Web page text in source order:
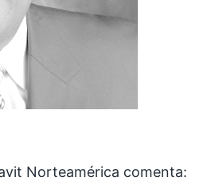
Norteamérica comenta: